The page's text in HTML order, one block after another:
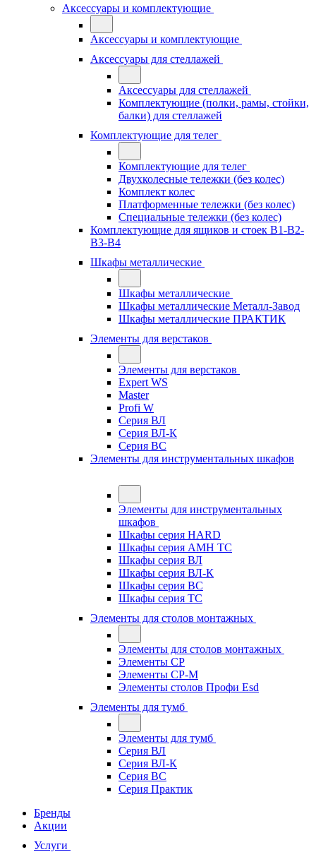
Аксессуары и комплектующие
Аксессуары и комплектующие
Аксессуары для стеллажей
Аксессуары для стеллажей
Комплектующие (полки, рамы, стойки,
балки) для стеллажей
Комплектующие для телег
Комплектующие для телег
Двухколесные тележки (без колес)
Комплект колес
Платформенные тележки (без колес)
Специальные тележки (без колес)
Комплектующие для ящиков и стоек В1-В2-
В3-В4
Шкафы металлические
Шкафы металлические
Шкафы металлические Металл-Завод
Шкафы металлические ПРАКТИК
Элементы для верстаков
Элементы для верстаков
Expert WS
Master
Profi W
Серия ВЛ
Серия ВЛ-К
Серия ВС
Элементы для инструментальных шкафов
Элементы для инструментальных
шкафов
Шкафы серия HARD
Шкафы серия АМН ТС
Шкафы серия ВЛ
Шкафы серия ВЛ-К
Шкафы серия ВС
Шкафы серия ТС
Элементы для столов монтажных
Элементы для столов монтажных
Элементы СР
Элементы СР-М
Элементы столов Профи Esd
Элементы для тумб
Элементы для тумб
Серия ВЛ
Серия ВЛ-К
Серия ВС
Серия Практик
Бренды
Акции
Услуги